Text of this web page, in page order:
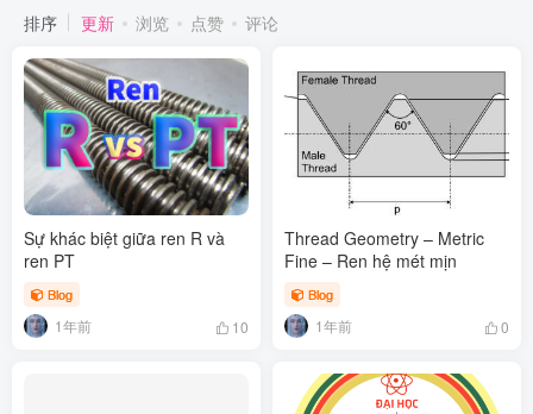
排序 更新 浏览 点赞 评论
Sự khác biệt giữa ren R và
ren PT
Blog
1年前 10
Thread Geometry – Metric
Fine – Ren hệ mét mịn
Blog
1年前 0